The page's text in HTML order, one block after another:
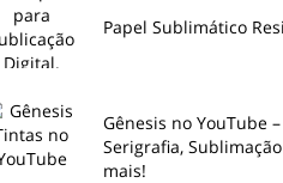
Papel Sublimático
Gênesis no YouTube
Serigrafia,
mais!